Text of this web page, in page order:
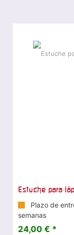
Estuche para
Plazo de
semanas
24,00 € *